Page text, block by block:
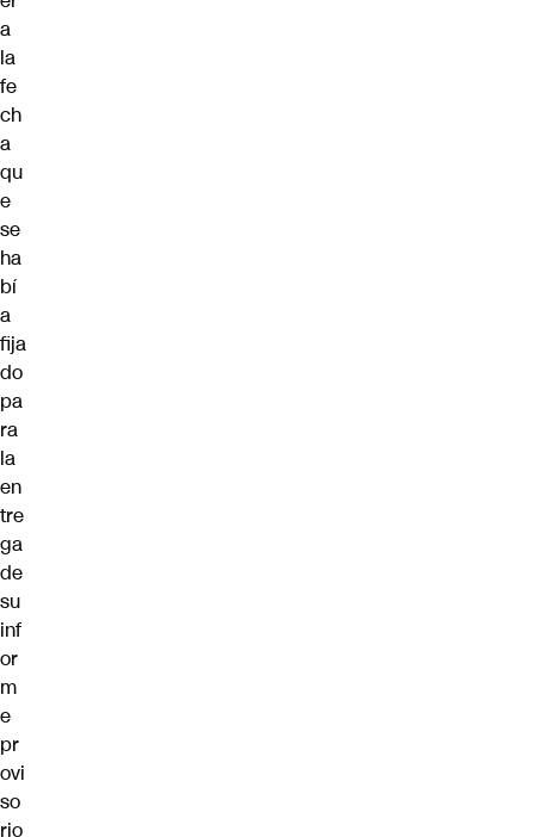
a
la
fe
ch
a
qu
e
se
ha
bí
a
fija
do
pa
ra
la
en
tre
ga
de
su
inf
or
m
e
pr
ovi
so
rio